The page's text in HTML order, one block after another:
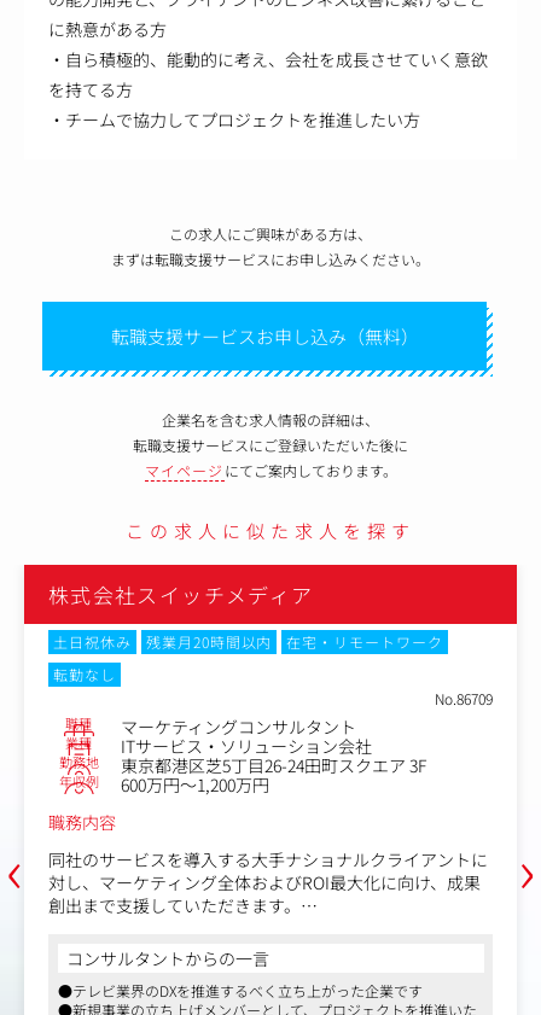
に熱意がある方
・自ら積極的、能動的に考え、会社を成長させていく意欲
を持てる方
・チームで協力してプロジェクトを推進したい方
この求人にご興味がある方は、
まずは転職支援サービスにお申し込みください。
転職支援サービスお申し込み（無料）
企業名を含む求人情報の詳細は、
転職支援サービスにご登録いただいた後に
マイページ にてご案内しております。
この求人に似た求人を探す
‹
株式会社スイッチメディア
土日祝休み 残業月20時間以内
在宅・リモートワーク
転勤なし
No.86709
職種 マーケティングコンサルタント
業種 ITサービス・ソリューション会社
勤務地 東京都港区芝5丁目26-24田町スクエア 3F
年収例
600万円～1,200万円
職務内容
同社のサービスを導入する大手ナショナルクライアントに
対し、マーケティング全体およびROI最大化に向け、成果
創出まで支援していただきます。
ンを通じて、課題整理～戦略策定～改善提案までをリード
していただくポジションです。
コンサルタントからの一言
●テレビ業界のDXを推進するべく立ち上がった企業です
●新規事業の立ち上げメンバーとして、プロジェクトを推進いた
›